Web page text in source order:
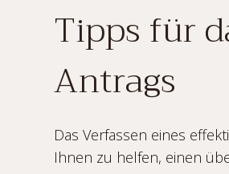
Tipps für
Antrags
Das Verfassen eines
Ihnen zu helfen, einen